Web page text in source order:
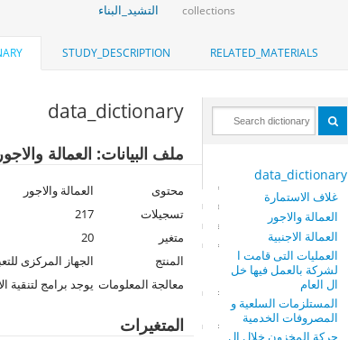
collections التشيد_البناء
RELATED_MATERIALS
STUDY_DESCRIPTION
data_dictionary
غلاف الاستمارة
العمالة والاجور
العمالة الاجنبية
العمليات التى قامت ا
لشركة بالعمل فيها خل
ال العام
المستلزمات السلعية و
المصروفات الخدمية
حركة المخزون خلال ال
data_dictionary
ملف البيانات: العمالة والاجور
محتوى
العمالة والاجور
تسجيلات
217
متغير
20
المنتج
الجهاز المركزى
معالجة المعلومات يوجد برامج لتنقية
المتغيرات